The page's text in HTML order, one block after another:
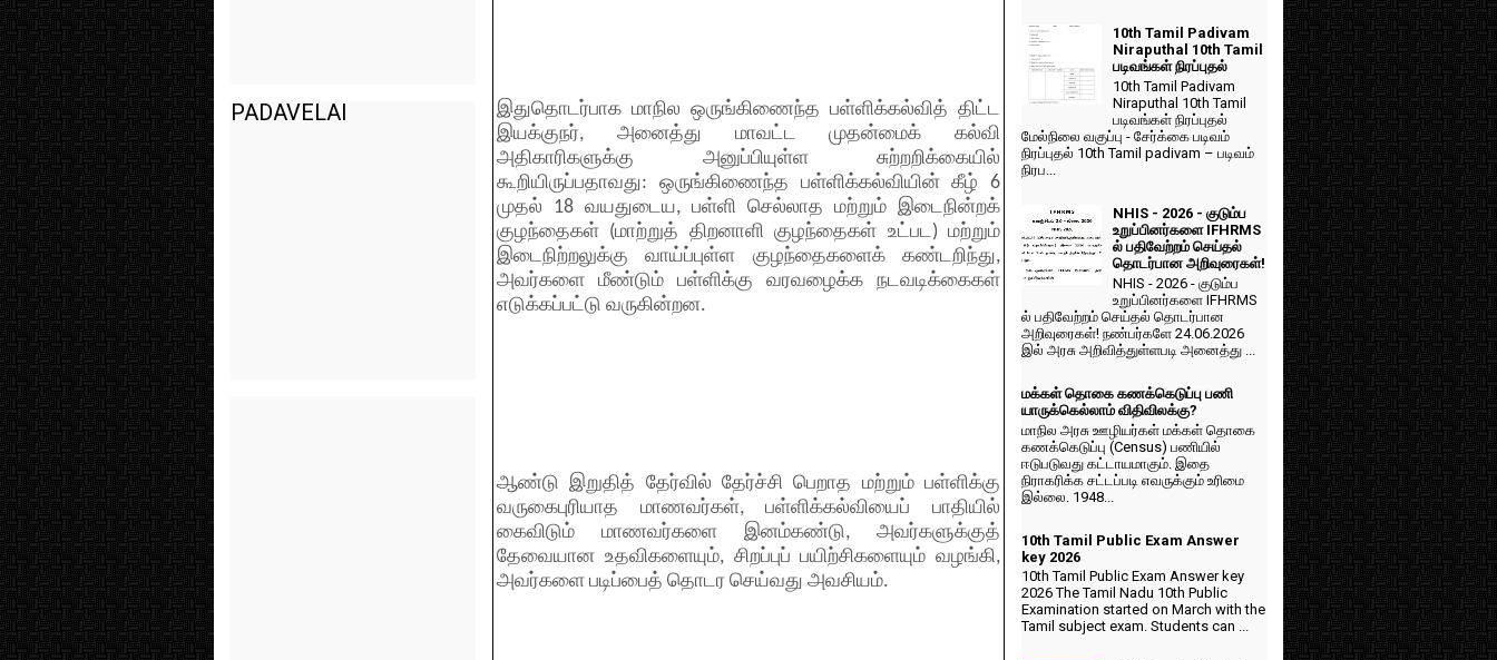
இதுதொடர்பாக மாநில ஒருங்கிணைந்த பள்ளிக்கல்வித் திட்ட
இயக்குநர், அனைத்து மாவட்ட முதன்மைக் கல்வி
அதிகாரிகளுக்கு அனுப்பியுள்ள சுற்றறிக்கையில்
கூறியிருப்பதாவது: ஒருங்கிணைந்த பள்ளிக்கல்வியின் கீழ் 6
முதல் 18 வயதுடைய, பள்ளி செல்லாத மற்றும் இடைநின்றக்
குழந்தைகள் (மாற்றுத் திறனாளி குழந்தைகள் உட்பட) மற்றும்
இடைநிற்றலுக்கு வாய்ப்புள்ள குழந்தைகளைக் கண்டறிந்து,
அவர்களை மீண்டும் பள்ளிக்கு வரவழைக்க நடவடிக்கைகள்
எடுக்கப்பட்டு வருகின்றன.
ஆண்டு இறுதித் தேர்வில் தேர்ச்சி பெறாத மற்றும் பள்ளிக்கு
வருகைபுரியாத மாணவர்கள், பள்ளிக்கல்வியைப் பாதியில்
கைவிடும் மாணவர்களை இனம்கண்டு, அவர்களுக்குத்
தேவையான உதவிகளையும், சிறப்புப் பயிற்சிகளையும் வழங்கி,
அவர்களை படிப்பைத் தொடர செய்வது அவசியம்.
PADAVELAI
10th Tamil Padivam
Niraputhal 10th Tamil
படிவங்கள் நிரப்புதல்
10th Tamil Padivam
Niraputhal 10th Tamil
படிவங்கள் நிரப்புதல்
மேல்நிலை வகுப்பு - சேர்க்கை படிவம்
நிரப்புதல் 10th Tamil padivam – படிவம்
நிரப...
NHIS - 2026 - குடும்ப
உறுப்பினர்களை IFHRMS
ல் பதிவேற்றம் செய்தல்
தொடர்பான அறிவுரைகள்!
NHIS - 2026 - குடும்ப
உறுப்பினர்களை IFHRMS
ல் பதிவேற்றம் செய்தல் தொடர்பான
அறிவுரைகள்! நண்பர்களே 24.06.2026
இல் அரசு அறிவித்துள்ளபடி அனைத்து ...
மக்கள் தொகை கணக்கெடுப்பு பணி
யாருக்கெல்லாம் விதிவிலக்கு?
மாநில அரசு ஊழியர்கள் மக்கள் தொகை
கணக்கெடுப்பு (Census) பணியில்
ஈடுபடுவது கட்டாயமாகும். இதை
நிராகரிக்க சட்டப்படி எவருக்கும் உரிமை
இல்லை. 1948...
10th Tamil Public Exam Answer
key 2026
10th Tamil Public Exam Answer key
2026 The Tamil Nadu 10th Public
Examination started on March with the
Tamil subject exam. Students can ...